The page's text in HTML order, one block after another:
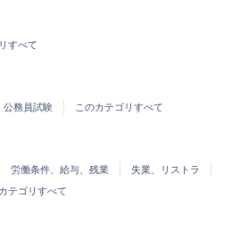
すべて
公務員試験 このカテゴリすべて
労働条件、給与、残業
失業、リストラ
テゴリすべて